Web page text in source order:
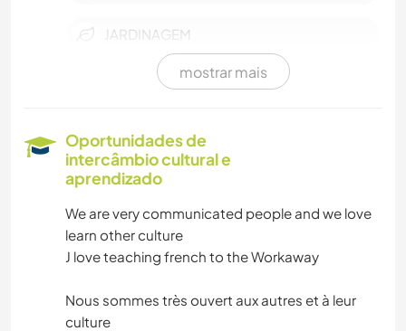
JARDINAGEM
CULINÁRIA E COMIDA
ANIMAIS
NATURALEZA
CAMPING
PRAIA
mostrar mais
Oportunidades de
intercâmbio cultural e
aprendizado
We are very communicated people and we love
learn other culture
J love teaching french to the Workaway
Nous sommes très ouvert aux autres et à leur
culture